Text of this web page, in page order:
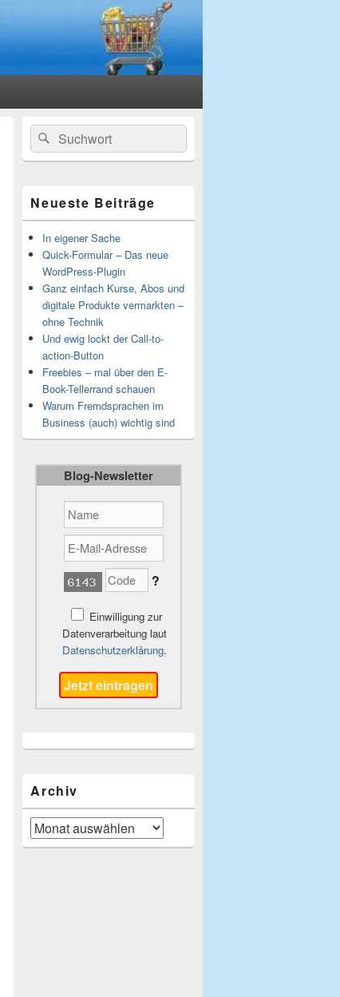
Primärer
Seitenleisten-
Widgetbereich
Suchen
nach:
Suchen
Neueste Beiträge
In eigener Sache
Quick-Formular – Das neue
WordPress-Plugin
Ganz einfach Kurse, Abos und
digitale Produkte vermarkten –
ohne Technik
Und ewig lockt der Call-to-
action-Button
Freebies – mal über den E-
Book-Tellerrand schauen
Warum Fremdsprachen im
Business (auch) wichtig sind
Blog-Newsletter
?
Einwilligung zur
Datenverarbeitung laut
Datenschutzerklärung.
Archiv
Archiv